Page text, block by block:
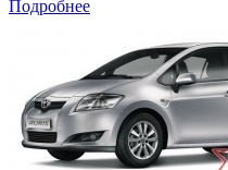
Подробнее